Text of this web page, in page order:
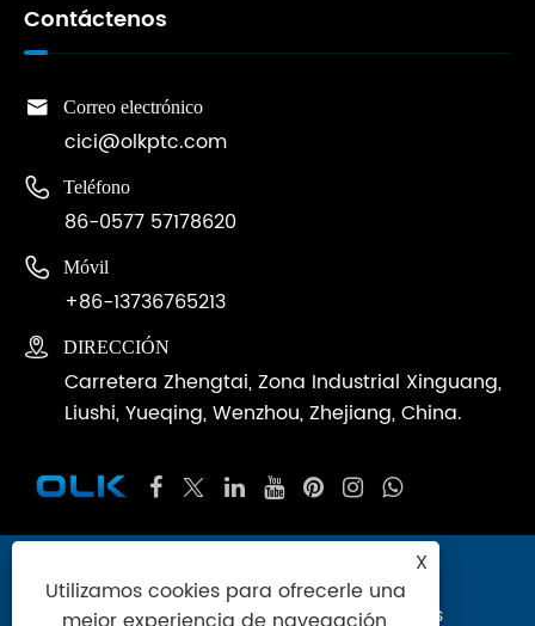
Contáctenos
 Correo electrónico
cici@olkptc.com
 Teléfono
86-0577 57178620
 Móvil
+86-13736765213
 DIRECCIÓN
Carretera Zhengtai, Zona Industrial Xinguang,
Liushi, Yueqing, Wenzhou, Zhejiang, China.
Copyright © 2024 Zhejiang Ouleikai
Neumática Co., Ltd. Reservados todos los
X
Utilizamos cookies para ofrecerle una